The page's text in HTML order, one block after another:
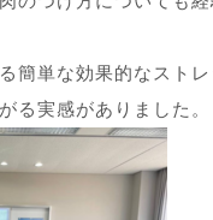
簡単な効果的なスト
る実感がありました。